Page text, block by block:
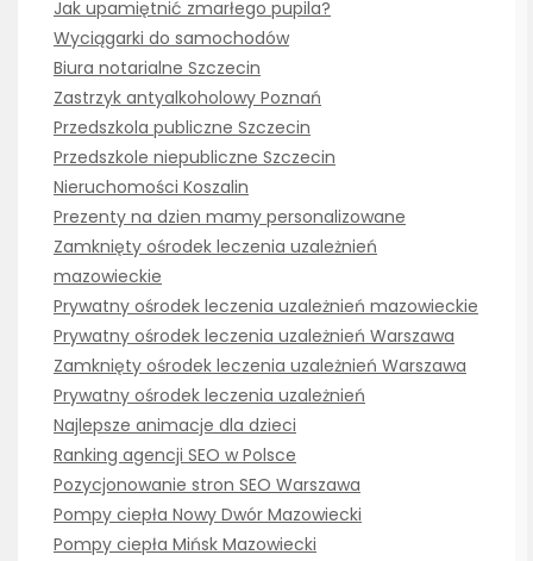
Jak upamiętnić zmarłego pupila?
Wyciągarki do samochodów
Biura notarialne Szczecin
Zastrzyk antyalkoholowy Poznań
Przedszkola publiczne Szczecin
Przedszkole niepubliczne Szczecin
Nieruchomości Koszalin
Prezenty na dzien mamy personalizowane
Zamknięty ośrodek leczenia uzależnień
mazowieckie
Prywatny ośrodek leczenia uzależnień mazowieckie
Prywatny ośrodek leczenia uzależnień Warszawa
Zamknięty ośrodek leczenia uzależnień Warszawa
Prywatny ośrodek leczenia uzależnień
Najlepsze animacje dla dzieci
Ranking agencji SEO w Polsce
Pozycjonowanie stron SEO Warszawa
Pompy ciepła Nowy Dwór Mazowiecki
Pompy ciepła Mińsk Mazowiecki